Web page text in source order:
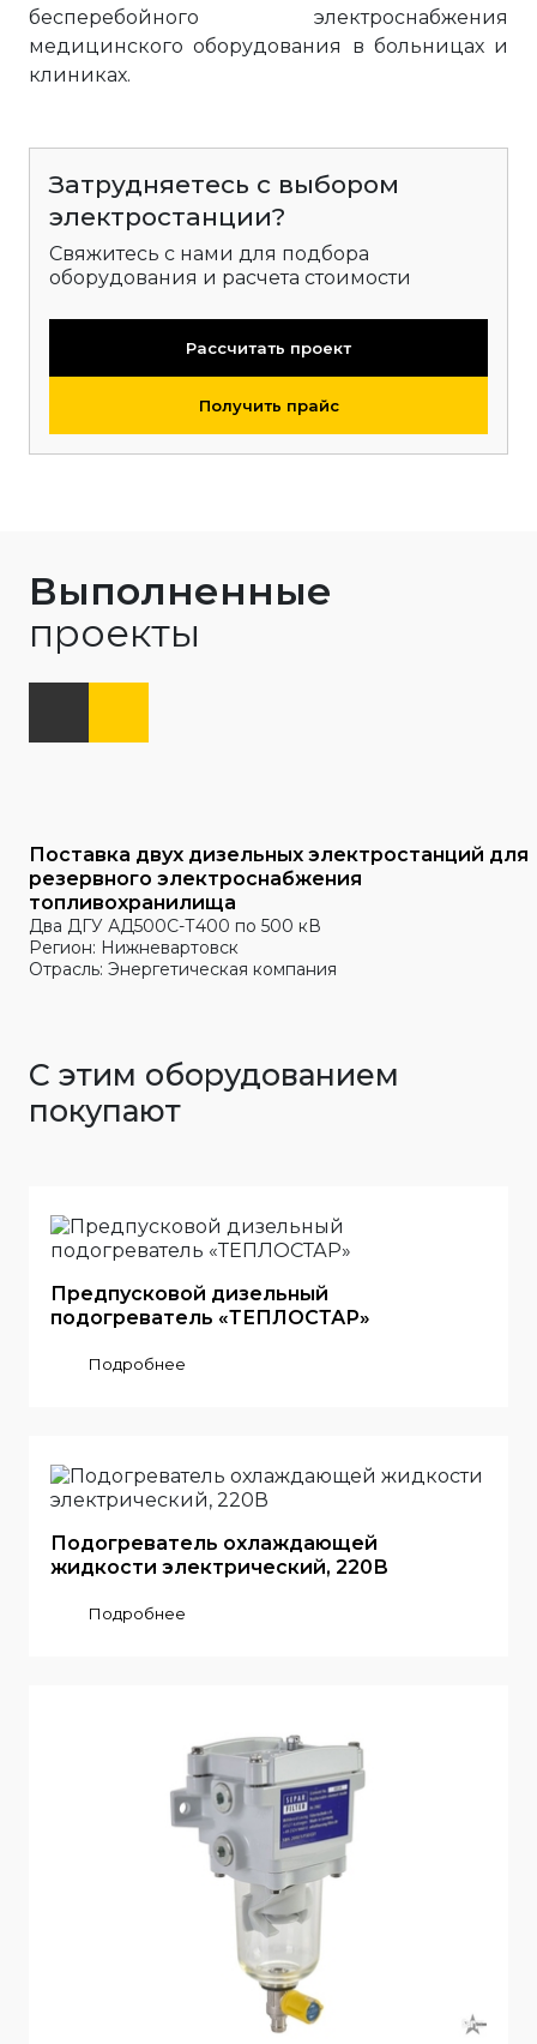
бесперебойного электроснабжения
медицинского оборудования в больницах и
клиниках.
Затрудняетесь с выбором
электростанции?
Свяжитесь с нами для подбора
оборудования и расчета стоимости
Рассчитать проект
Получить прайс
Выполненные
проекты
Поставка двух дизельных электростанций для
резервного электроснабжения
топливохранилища
Два ДГУ АД500С-Т400 по 500 кВ
Регион: Нижневартовск
Отрасль: Энергетическая компания
С этим оборудованием
покупают
Предпусковой дизельный
подогреватель «ТЕПЛОСТАР»
Подробнее
Подогреватель охлаждающей
жидкости электрический, 220В
Подробнее